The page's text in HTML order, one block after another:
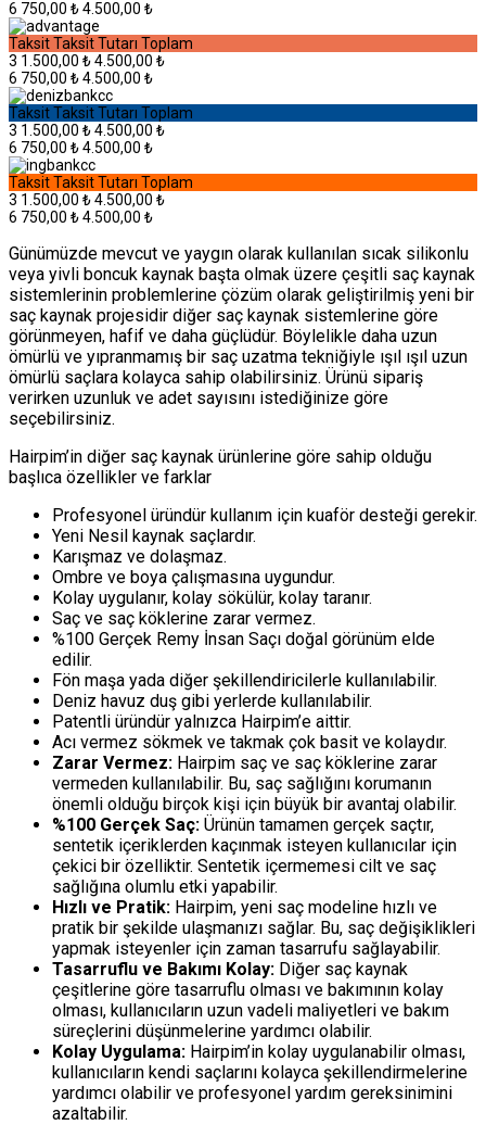
6 750,00 ₺4.500,00 ₺
TaksitTaksit Tutarı Toplam
3 1.500,00 ₺4.500,00 ₺
6 750,00 ₺4.500,00 ₺
TaksitTaksit Tutarı Toplam
3 1.500,00 ₺4.500,00 ₺
6 750,00 ₺4.500,00 ₺
TaksitTaksit Tutarı Toplam
3 1.500,00 ₺4.500,00 ₺
6 750,00 ₺4.500,00 ₺
Günümüzde mevcut ve yaygın olarak kullanılan sıcak silikonlu
veya yivli boncuk kaynak başta olmak üzere çeşitli saç kaynak
sistemlerinin problemlerine çözüm olarak geliştirilmiş yeni bir
saç kaynak projesidir diğer saç kaynak sistemlerine göre
görünmeyen, hafif ve daha güçlüdür. Böylelikle daha uzun
ömürlü ve yıpranmamış bir saç uzatma tekniğiyle ışıl ışıl uzun
ömürlü saçlara kolayca sahip olabilirsiniz. Ürünü sipariş
verirken uzunluk ve adet sayısını istediğinize göre
seçebilirsiniz.
Hairpim’in diğer saç kaynak ürünlerine göre sahip olduğu
başlıca özellikler ve farklar
Profesyonel üründür kullanım için kuaför desteği gerekir.
Yeni Nesil kaynak saçlardır.
Karışmaz ve dolaşmaz.
Ombre ve boya çalışmasına uygundur.
Kolay uygulanır, kolay sökülür, kolay taranır.
Saç ve saç köklerine zarar vermez.
%100 Gerçek Remy İnsan Saçı doğal görünüm elde
edilir.
Fön maşa yada diğer şekillendiricilerle kullanılabilir.
Deniz havuz duş gibi yerlerde kullanılabilir.
Patentli üründür yalnızca Hairpim’e aittir.
Acı vermez sökmek ve takmak çok basit ve kolaydır.
Zarar Vermez: Hairpim saç ve saç köklerine zarar
vermeden kullanılabilir. Bu, saç sağlığını korumanın
önemli olduğu birçok kişi için büyük bir avantaj olabilir.
%100 Gerçek Saç: Ürünün tamamen gerçek saçtır,
sentetik içeriklerden kaçınmak isteyen kullanıcılar için
çekici bir özelliktir. Sentetik içermemesi cilt ve saç
sağlığına olumlu etki yapabilir.
Hızlı ve Pratik: Hairpim, yeni saç modeline hızlı ve
pratik bir şekilde ulaşmanızı sağlar. Bu, saç değişiklikleri
yapmak isteyenler için zaman tasarrufu sağlayabilir.
Tasarruflu ve Bakımı Kolay: Diğer saç kaynak
çeşitlerine göre tasarruflu olması ve bakımının kolay
olması, kullanıcıların uzun vadeli maliyetleri ve bakım
süreçlerini düşünmelerine yardımcı olabilir.
Kolay Uygulama: Hairpim’in kolay uygulanabilir olması,
kullanıcıların kendi saçlarını kolayca şekillendirmelerine
yardımcı olabilir ve profesyonel yardım gereksinimini
azaltabilir.